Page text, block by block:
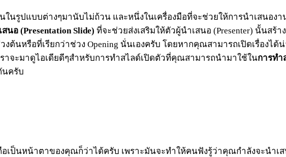
นรูปแบบต่างๆมานับไม่ถ้วน และหนึ่งในเครื่องมือที่จะช่วยให้การนำเสนอ
นอ (Presentation Slide) ที่จะช่วยส่งเสริมให้ตัวผู้นำเสนอ (Presenter) นั้นสร้
ต้นหรือที่เรียกว่าช่วง Opening นั่นเองครับ โดยหากคุณสามารถเปิดเรื่องไ
จะมาดูไอเดียดีๆสำหรับการทำสไลด์เปิดตัวที่คุณสามารถนำมาใช้ในการทำ
นครับ
อเป็นหน้าตาของคุณก็ว่าได้ครับ เพราะมันจะทำให้คนฟังรู้ว่าคุณกำลังจะนำเ